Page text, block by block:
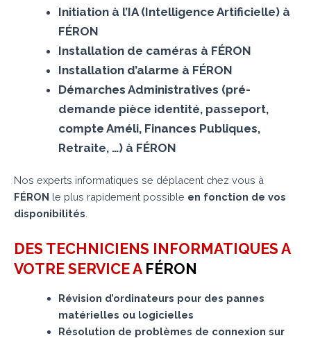
Initiation à l’IA (Intelligence Artificielle) à
FÉRON
Installation de caméras à FÉRON
Installation d’alarme à FÉRON
Démarches Administratives (pré-
demande pièce identité, passeport,
compte Améli, Finances Publiques,
Retraite, …) à FÉRON
Nos experts informatiques se déplacent chez vous à
FÉRON le plus rapidement possible en fonction de vos
disponibilités.
DES TECHNICIENS INFORMATIQUES A
VOTRE SERVICE A FÉRON
Révision d’ordinateurs pour des pannes
matérielles ou logicielles
Résolution de problèmes de connexion sur